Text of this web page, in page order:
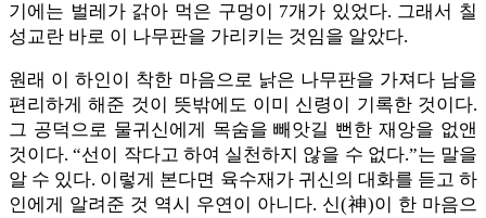
기에는 벌레가 갉아 먹은 구멍이 7개가 있었다. 그래서 칠
성교란 바로 이 나무판을 가리키는 것임을 알았다.
원래 이 하인이 착한 마음으로 낡은 나무판을 가져다 남을
편리하게 해준 것이 뜻밖에도 이미 신령이 기록한 것이다.
그 공덕으로 물귀신에게 목숨을 빼앗길 뻔한 재앙을 없앤
것이다. “선이 작다고 하여 실천하지 않을 수 없다.”는 말을
알 수 있다. 이렇게 본다면 육수재가 귀신의 대화를 듣고 하
인에게 알려준 것 역시 우연이 아니다. 신(神)이 한 마음으